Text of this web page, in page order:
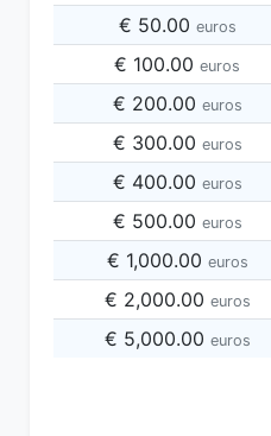
€ 50.00 euros
€ 100.00 euros
€ 200.00 euros
€ 300.00 euros
€ 400.00 euros
€ 500.00 euros
€ 1,000.00 euros
€ 2,000.00 euros
€ 5,000.00 euros